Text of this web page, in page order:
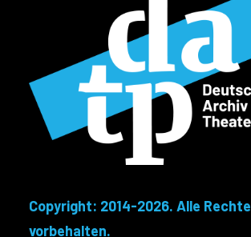
Copyright: 2014-2026. Alle Rechte
vorbehalten.